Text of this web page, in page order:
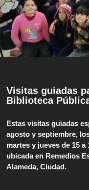
Visitas guiadas
Biblioteca
Estas visitas guiadas
agosto y septiembre,
martes y jueves de 15
ubicada en Remedios
Alameda, Ciudad.